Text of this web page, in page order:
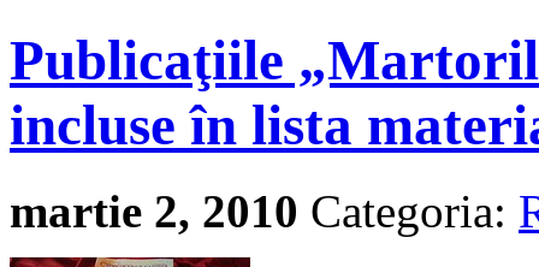
Publicaţiile
incluse în lista
martie 2, 2010 Categoria: